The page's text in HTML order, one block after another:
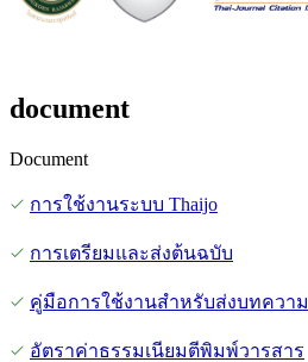
document
Document
การใช้งานระบบ Thaijo
การเตรียมและส่งต้นฉบับ
คู่มือการใช้งานสำหรับส่งบทความ
อัตราค่าธรรมเนียมตีพิมพ์วารสาร